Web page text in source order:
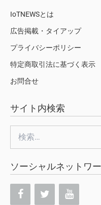
IoTNEWSとは
広告掲載・タイアップ
プライバシーポリシー
特定商取引法に基づく表示
お問合せ
サイト内検索
索:
ソーシャルネットワ